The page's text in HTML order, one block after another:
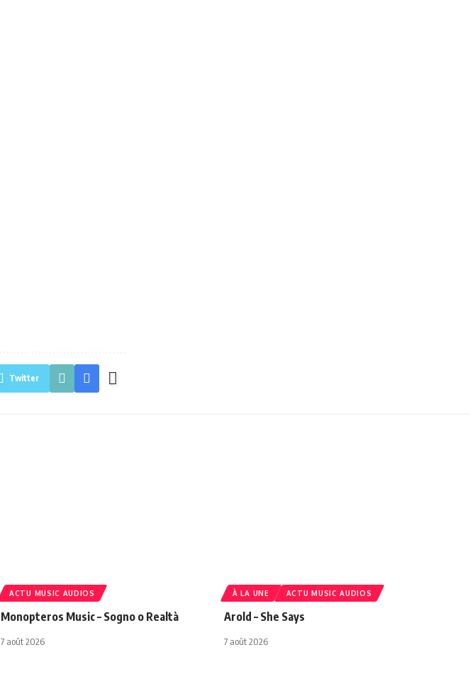
Twitter
ACTU MUSIC AUDIOS
Monopteros Music – Sogno o Realtà
7 août 2026
À LA UNE ACTU MUSIC AUDIOS
Arold – She Says
7 août 2026